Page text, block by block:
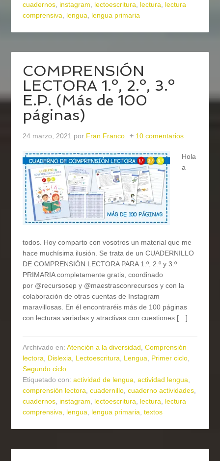
cuadernos, instagram, lectoescritura, lectura, lectura
comprensiva, lengua, lengua primaria
COMPRENSIÓN
LECTORA 1.º, 2.º, 3.º
E.P. (Más de 100
páginas)
24 marzo, 2021 por Fran Franco 10 comentarios
Hola
a
todos. Hoy comparto con vosotros un material que me
hace muchísima ilusión. Se trata de un CUADERNILLO
DE COMPRENSIÓN LECTORA PARA 1.º, 2.º y 3.º
PRIMARIA completamente gratis, coordinado
por @recursosep y @maestrasconrecursos y con la
colaboración de otras cuentas de Instagram
maravillosas. En él encontraréis más de 100 páginas
con lecturas variadas y atractivas con cuestiones […]
Archivado en:Atención a la diversidad,Comprensión
lectora, Dislexia, Lectoescritura, Lengua, Primer ciclo,
Segundo ciclo
Etiquetado con:actividad de lengua,actividad lengua,
comprensión lectora,cuadernillo,cuaderno actividades,
cuadernos, instagram, lectoescritura, lectura, lectura
comprensiva, lengua, lengua primaria,textos